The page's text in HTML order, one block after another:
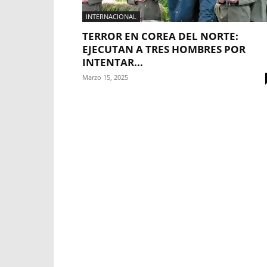
INTERNACIONAL
TERROR EN COREA DEL NORTE:
EJECUTAN A TRES HOMBRES POR
INTENTAR...
Marzo 15, 2025